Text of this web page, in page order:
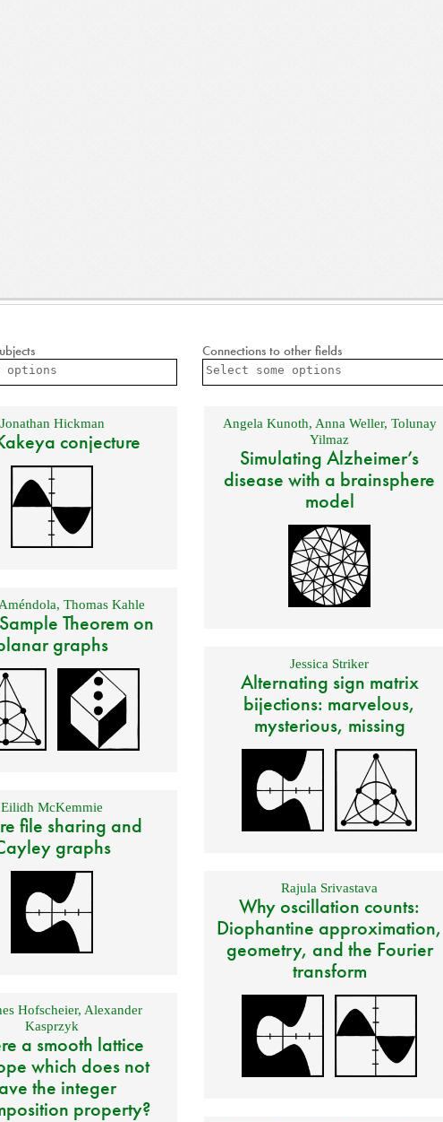
Connections to other fields
Jonathan Hickman
conjecture
Angela Kunoth, Anna Weller, Tolunay
Yilmaz
Simulating Alzheimer’s
disease with a brainsphere
model
, Thomas Kahle
Theorem on
graphs
Jessica Striker
Alternating sign matrix
bijections: marvelous,
mysterious, missing
Eilidh McKemmie
file sharing and
graphs
Rajula Srivastava
Why oscillation counts:
Diophantine approximation,
geometry, and the Fourier
transform
Hofscheier, Alexander
Kasprzyk
a smooth lattice
which does not
the integer
property?